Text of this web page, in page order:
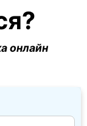
онлайн